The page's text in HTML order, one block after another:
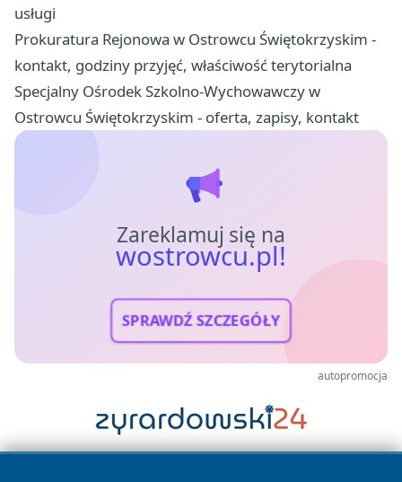
usługi
Prokuratura Rejonowa w Ostrowcu Świętokrzyskim -
kontakt, godziny przyjęć, właściwość terytorialna
Specjalny Ośrodek Szkolno-Wychowawczy w
Ostrowcu Świętokrzyskim - oferta, zapisy, kontakt
Zareklamuj się na
wostrowcu.pl!
SPRAWDŹ SZCZEGÓŁY
autopromocja